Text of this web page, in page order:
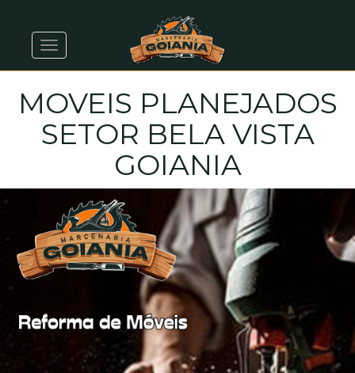
Alternar navegação
MOVEIS PLANEJADOS
SETOR BELA VISTA
GOIANIA